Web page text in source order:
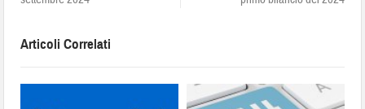
Articoli Correlati